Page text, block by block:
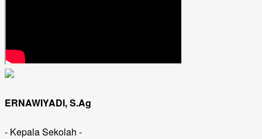
ERNAWIYADI, S.Ag
- Kepala Sekolah -